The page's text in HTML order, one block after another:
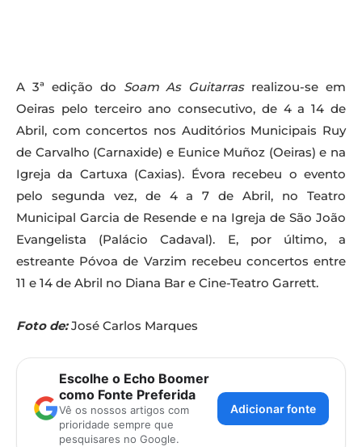
A 3ª edição do Soam As Guitarrasrealizou-se em
Oeiras pelo terceiro ano consecutivo, de 4 a 14 de
Abril, com concertos nos Auditórios Municipais Ruy
de Carvalho (Carnaxide) e Eunice Muñoz (Oeiras) e na
Igreja da Cartuxa (Caxias). Évora recebeu o evento
pelo segunda vez, de 4 a 7 de Abril, no Teatro
Municipal Garcia de Resende e na Igreja de São João
Evangelista (Palácio Cadaval). E, por último, a
estreante Póvoa de Varzim recebeu concertos entre
11 e 14 de Abril no Diana Bar e Cine-Teatro Garrett.
Foto de: José Carlos Marques
Escolhe o Echo Boomer
como Fonte Preferida
Vê os nossos artigos com
prioridade sempre que
pesquisares no Google.
Adicionar fonte